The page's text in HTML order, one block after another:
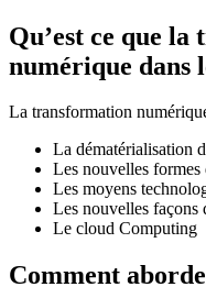
Qu’est ce que
numérique dans
La transformation
La dématérialisation
Les nouvelles
Les moyens
Les nouvelles façons
Le cloud Computing
Comment